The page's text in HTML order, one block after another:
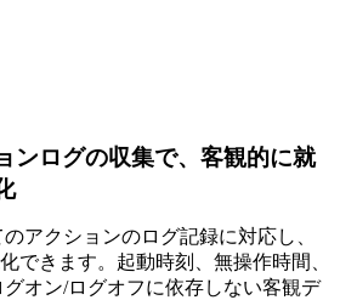
ンログの収集で、客観的に就
アクションのログ記録に対応し、
できます。起動時刻、無操作時間、
オン/ログオフに依存しない客観デ